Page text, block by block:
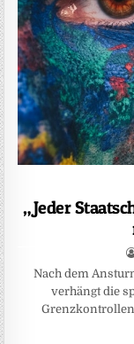
„Jeder
Nach dem
verhängt die